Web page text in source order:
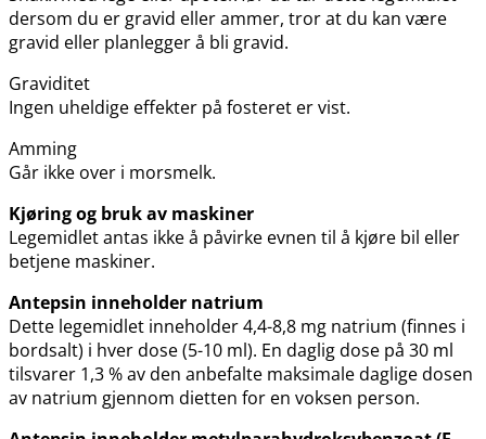
dersom du er gravid eller ammer, tror at du kan være
gravid eller planlegger å bli gravid.
Graviditet
Ingen uheldige effekter på fosteret er vist.
Amming
Går ikke over i morsmelk.
Kjøring og bruk av maskiner
Legemidlet antas ikke å påvirke evnen til å kjøre bil eller
betjene maskiner.
Antepsin inneholder natrium
Dette legemidlet inneholder 4,4-8,8 mg natrium (finnes i
bordsalt) i hver dose (5-10 ml). En daglig dose på 30 ml
tilsvarer 1,3 % av den anbefalte maksimale daglige dosen
av natrium gjennom dietten for en voksen person.